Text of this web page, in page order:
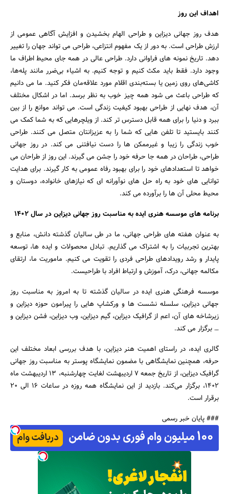
اهداف این روز
هدف روز جهانی دیزاین و طراحی الهام بخشیدن و افزایش آگاهی عمومی از
ارزش طراحی است. به دور از یک مفهوم انتزاعی، طراحی می تواند جهان را تغییر
دهد. تاریخ نمونه های فراوانی دارد. طراحی عالی در همه جای محیط اطراف ما
وجود دارد. فقط باید مکث کنیم و توجه کنیم. به اشیاء بی‌ضرر مانند پله‌ها،
کاشی‌های روی زمین یا بسته‌بندی اقلام مورد علاقه‌مان فکر کنید. ما می دانیم
که طراحی باعث می شود همه چیز خوب به نظر برسد. اما در اشکال مختلف
آن، هدف نهایی از طراحی بهبود کیفیت زندگی است. می تواند موانع را از بین
ببرد و دنیا را برای همه قابل دسترس تر کند. از ویلچرهایی که به شما کمک می
‌کنند بایستید تا تلفن‌ هایی که شما را به عزیزانتان متصل می ‌کنند. طراحی
خوب زندگی را زیبا و غیرممکن‌ ها را دست‌ نیافتنی می ‌کند. در روز جهانی
طراحی، طراحان در همه جا حرفه خود را جشن می گیرند. این روز از طراحان می‌
خواهد تا استعدادهای خود را برای بهبود رفاه عمومی به کار گیرند. برای هدایت
توانایی های خود به راه حل های نوآورانه ای که نیازهای خانواده، دوستان و
محیط محلی آن ها را برآورده می کند.
برنامه های موسسه هنری ایده به مناسبت روز جهانی دیزاین در سال ۱۴۰۲
به عنوان هفته های طراحی جهانی، ما در طی سالیان گذشته دانش، منابع و
بهترین تجربیات را به اشتراک می گذاریم. تبادل محصولات و ایده ها، توسعه
پایدار و رشد رویدادهای طراحی فردی را تقویت می کنیم. ماموریت ما، ارتقای
مکالمه جهانی، درک، آموزش و ارتباط افراد با طراحیست.
موسسه فرهنگی هنری ایده در سالیان گذشته تا به امروز به مناسبت روز
جهانی دیزاین، سلسله نشست ‌ها و ورکشاپ‌ هایی را پیرامون حوزه دیزاین و
زیرشاخه‌ های آن، اعم از گرافیک دیزاین، گیم دیزاین، وب دیزاین، فشن دیزاین و
… برگزار می ‌کند.
گالری ایده، در راستای اهمیت هنر دیزاین، با هدف بررسی ابعاد مختلف این
حرفه، همچنین نمایشگاهی با مضمون نمایشگاه پوستر به مناسبت روز جهانی
گرافیک دیزاین، از تاریخ جمعه ۷ اردیبهشت لغایت چهارشنبه، ۱۳ اردیبهشت ماه
۱۴۰۲، برگزار می‌کند. بازدید از این نمایشگاه همه روزه در ساعات ۱۶ الی ۲۰
برقرار است.
### پایان خبر رسمی